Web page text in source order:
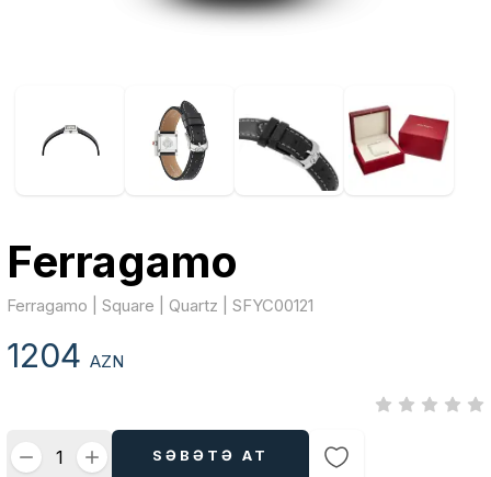
Ferragamo
Ferragamo | Square | Quartz | SFYC00121
1204AZN
SƏBƏTƏ AT